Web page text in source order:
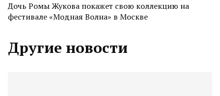
Дочь Ромы Жукова покажет свою коллекцию на
фестивале «Модная Волна» в Москве
Другие новости